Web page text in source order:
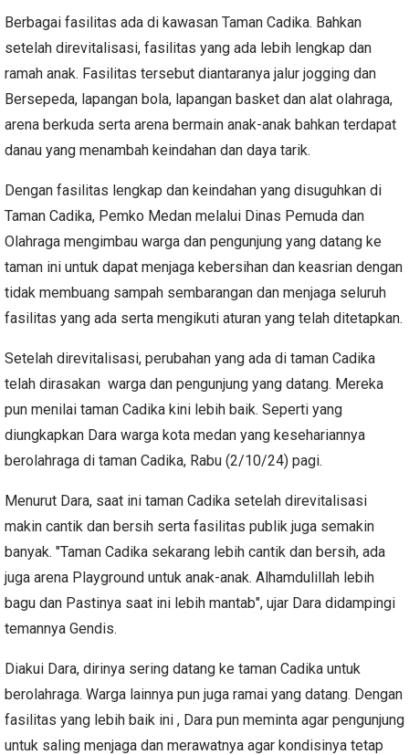
Berbagai fasilitas ada di kawasan Taman Cadika. Bahkan
setelah direvitalisasi, fasilitas yang ada lebih lengkap dan
ramah anak. Fasilitas tersebut diantaranya jalur jogging dan
Bersepeda, lapangan bola, lapangan basket dan alat olahraga,
arena berkuda serta arena bermain anak-anak bahkan terdapat
danau yang menambah keindahan dan daya tarik.
Dengan fasilitas lengkap dan keindahan yang disuguhkan di
Taman Cadika, Pemko Medan melalui Dinas Pemuda dan
Olahraga mengimbau warga dan pengunjung yang datang ke
taman ini untuk dapat menjaga kebersihan dan keasrian dengan
tidak membuang sampah sembarangan dan menjaga seluruh
fasilitas yang ada serta mengikuti aturan yang telah ditetapkan.
Setelah direvitalisasi, perubahan yang ada di taman Cadika
telah dirasakan warga dan pengunjung yang datang. Mereka
pun menilai taman Cadika kini lebih baik. Seperti yang
diungkapkan Dara warga kota medan yang kesehariannya
berolahraga di taman Cadika, Rabu (2/10/24) pagi.
Menurut Dara, saat ini taman Cadika setelah direvitalisasi
makin cantik dan bersih serta fasilitas publik juga semakin
banyak. "Taman Cadika sekarang lebih cantik dan bersih, ada
juga arena Playground untuk anak-anak. Alhamdulillah lebih
bagu dan Pastinya saat ini lebih mantab", ujar Dara didampingi
temannya Gendis.
Diakui Dara, dirinya sering datang ke taman Cadika untuk
berolahraga. Warga lainnya pun juga ramai yang datang. Dengan
fasilitas yang lebih baik ini , Dara pun meminta agar pengunjung
untuk saling menjaga dan merawatnya agar kondisinya tetap